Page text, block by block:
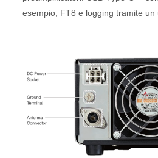
esempio, FT8 e logging tramite un